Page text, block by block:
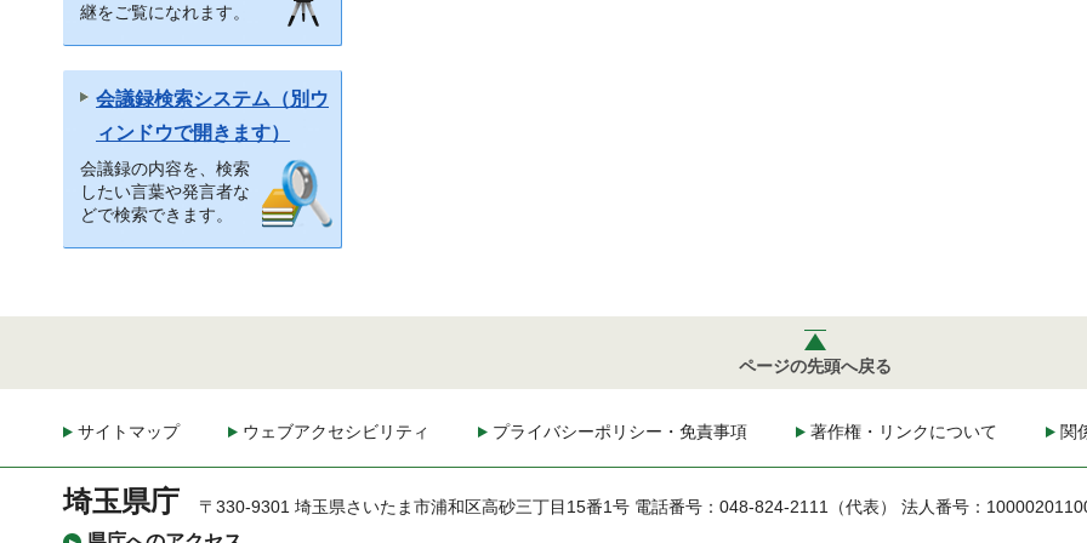
継をご覧になれます。
会議録検索システム（別ウ
ィンドウで開きます）
会議録の内容を、検索
したい言葉や発言者な
どで検索できます。
ページの先頭へ戻る
サイトマップ ウェブアクセシビリティ プライバシーポリシー・免責事項 著作権・リンクについて 関
埼玉県庁 〒330-9301 埼玉県さいたま市浦和区高砂三丁目15番1号 電話番号：048-824-2111（代表） 法人番号：